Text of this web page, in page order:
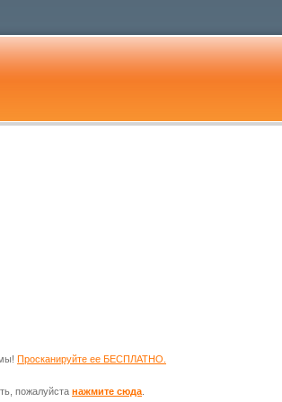
Просканируйте ее БЕСПЛАТНО.
пожалуйста нажмите сюда